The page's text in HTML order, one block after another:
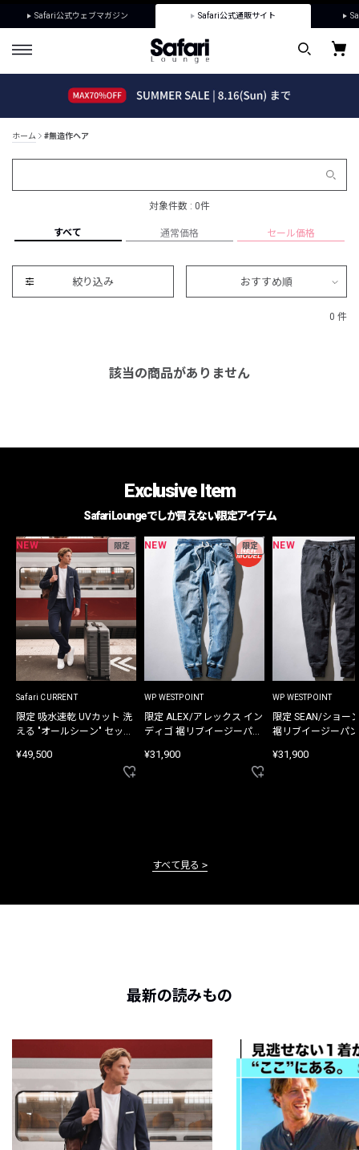
Safari公式ウェブマガジン Safari公式通販サイト
ホーム #無造作ヘア
対象件数 : 0件
すべて 通常価格 セール価格
絞り込み おすすめ順
0 件
該当の商品がありません
Exclusive Item
Safari Loungeでしか買えない限定アイテム
NEW 限定
Safari CURRENT
限定 吸水速乾 UVカット 洗
える "オールシーン" セット
¥49,500
NEW 限定
WP WESTPOINT
限定 ALEX/アレックス イン
ディゴ 裾リブイージーパン
¥31,900
NEW
WP WESTPOINT
限定 SEAN/ショー
裾リブイージーパ
¥31,900
すべて見る
最新の読みもの